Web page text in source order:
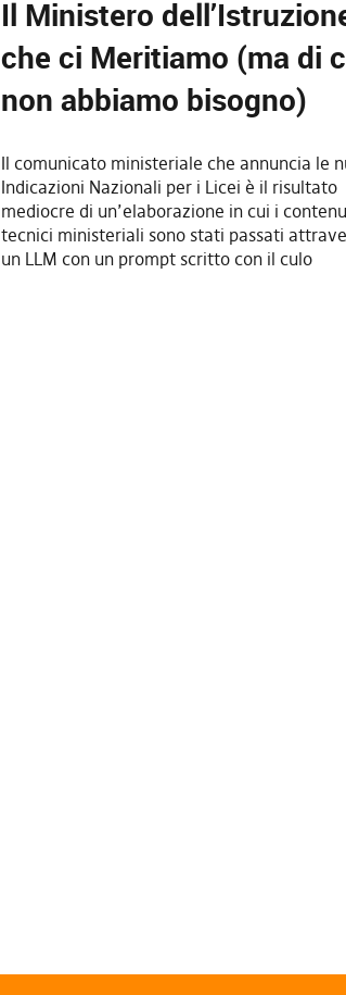
Il Ministero
che ci Meritiamo (ma di
non abbiamo bisogno)
Il comunicato ministeriale che annuncia le
Indicazioni Nazionali per i Licei è il risultato
mediocre di un’elaborazione in cui i
tecnici ministeriali sono stati passati
un LLM con un prompt scritto con il culo